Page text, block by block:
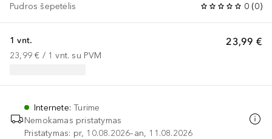
Pudros šepetėlis 0 (0)
23,99 €
1 vnt.
23,99 € / 1 vnt. su PVM
Internete:Turime
Nemokamas pristatymas
Pristatymas: pr, 10.08.2026–an, 11.08.2026